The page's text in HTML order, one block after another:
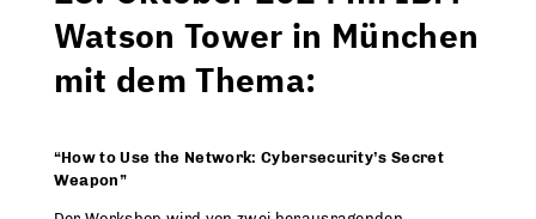
Watson Tower in München
mit dem Thema:
“How to Use the Network: Cybersecurity’s Secret
Weapon”